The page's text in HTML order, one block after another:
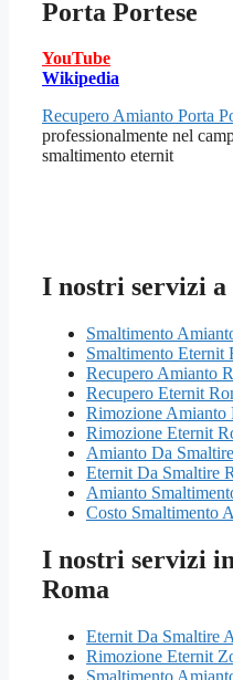
Porta Portese
YouTube
Wikipedia
Recupero Amianto Porta
professionalmente nel
smaltimento eternit
I nostri servizi a
Smaltimento
Smaltimento Eternit
Recupero Amianto
Recupero Eternit
Rimozione Amianto
Rimozione Eternit
Amianto Da
Eternit Da Smaltire
Amianto
Costo Smaltimento
I nostri servizi
Roma
Eternit Da Smaltire
Rimozione Eternit